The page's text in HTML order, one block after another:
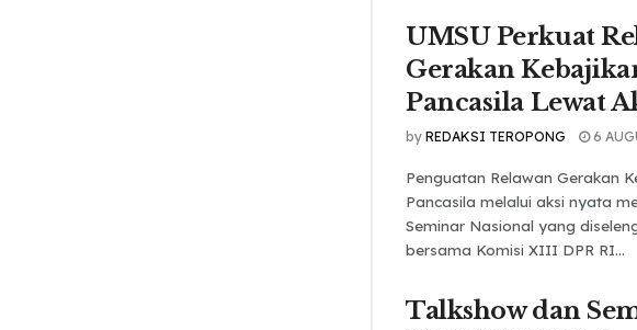
UMSU Perkuat
Gerakan
Pancasila Lewat
by REDAKSI TEROPONG 6
Penguatan Relawan Gerakan
Pancasila melalui aksi nyata
Seminar Nasional yang
bersama Komisi XIII DPR RI...
Talkshow dan